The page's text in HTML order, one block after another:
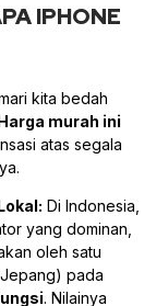
IPHONE
kita bedah
murah ini
atas segala
Di Indonesia,
yang dominan,
oleh satu
pada
. Nilainya